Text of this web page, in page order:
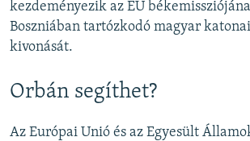
kezdeményezik az EU
Boszniában tartózkodó magyar
kivonását.
Orbán segíthet?
Az Európai Unió és az Egyesült